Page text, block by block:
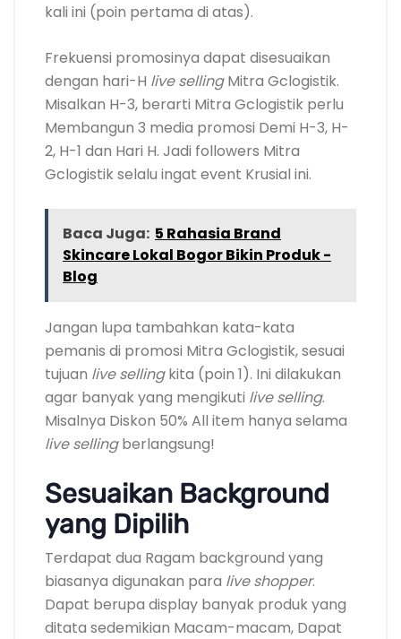
kali ini (poin pertama di atas).
Frekuensi promosinya dapat disesuaikan
dengan hari-H live sellingMitra Gclogistik.
Misalkan H-3, berarti Mitra Gclogistik perlu
Membangun 3 media promosi Demi H-3, H-
2, H-1 dan Hari H. Jadi followers Mitra
Gclogistik selalu ingat event Krusial ini.
Baca Juga: 5 Rahasia Brand
Skincare Lokal Bogor Bikin Produk -
Blog
Jangan lupa tambahkan kata-kata
pemanis di promosi Mitra Gclogistik, sesuai
tujuan live sellingkita (poin 1). Ini dilakukan
agar banyak yang mengikuti live selling.
Misalnya Diskon 50% All item hanya selama
live sellingberlangsung!
Sesuaikan Background
yang Dipilih
Terdapat dua Ragam background yang
biasanya digunakan para live shopper.
Dapat berupa display banyak produk yang
ditata sedemikian Macam-macam, Dapat